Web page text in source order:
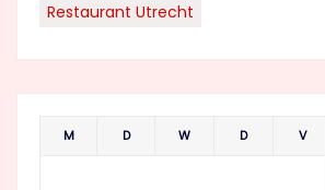
Restaurant Utrecht
M D W D V